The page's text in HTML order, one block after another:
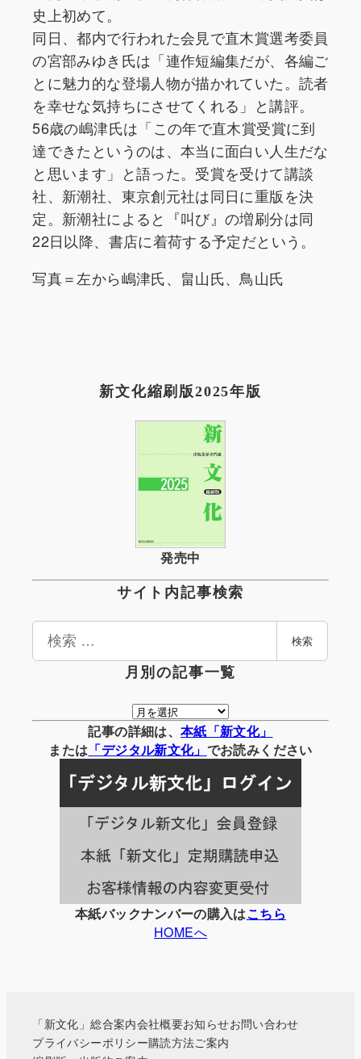
史上初めて。
同日、都内で行われた会見で直木賞選考委員
の宮部みゆき氏は「連作短編集だが、各編ご
とに魅力的な登場人物が描かれていた。読者
を幸せな気持ちにさせてくれる」と講評。
56歳の嶋津氏は「この年で直木賞受賞に到
達できたというのは、本当に面白い人生だな
と思います」と語った。受賞を受けて講談
社、新潮社、東京創元社は同日に重版を決
定。新潮社によると『叫び』の増刷分は同
22日以降、書店に着荷する予定だという。
写真＝左から嶋津氏、畠山氏、鳥山氏
新文化縮刷版2025年版
発売中
サイト内記事検索
検
検索
月別の記事一覧
月
別
の
事
一
覧
記事の詳細は、 本紙「新文化」
または 「デジタル新文化」 でお読みください
本紙バックナンバーの購入はこちら
HOMEへ
「新文化」総合案内会社概要お知らせお問い合わせ
プライバシーポリシー購読方法ご案内